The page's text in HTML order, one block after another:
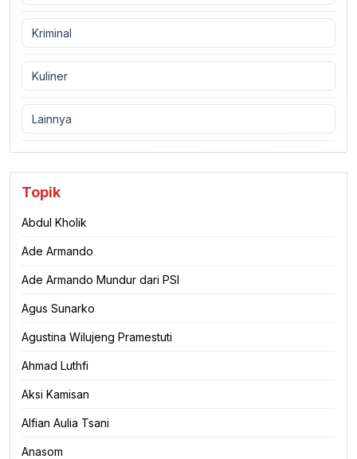
Kriminal
Kuliner
Lainnya
Topik
Abdul Kholik
Ade Armando
Ade Armando Mundur dari PSI
Agus Sunarko
Agustina Wilujeng Pramestuti
Ahmad Luthfi
Aksi Kamisan
Alfian Aulia Tsani
Anasom